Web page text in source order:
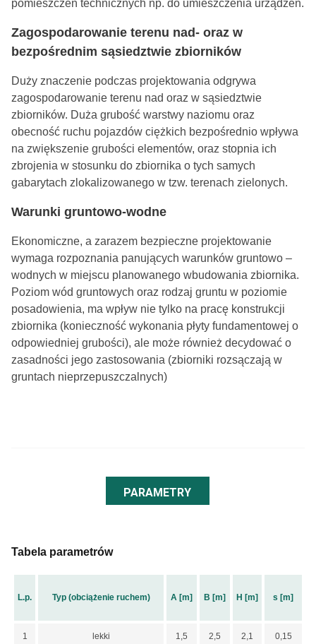
pomieszczeń technicznych np. do umieszczenia urządzeń.
Zagospodarowanie terenu nad- oraz w
bezpośrednim sąsiedztwie zbiorników
Duży znaczenie podczas projektowania odgrywa
zagospodarowanie terenu nad oraz w sąsiedztwie
zbiorników. Duża grubość warstwy naziomu oraz
obecność ruchu pojazdów ciężkich bezpośrednio wpływa
na zwiększenie grubości elementów, oraz stopnia ich
zbrojenia w stosunku do zbiornika o tych samych
gabarytach zlokalizowanego w tzw. terenach zielonych.
Warunki gruntowo-wodne
Ekonomiczne, a zarazem bezpieczne projektowanie
wymaga rozpoznania panujących warunków gruntowo –
wodnych w miejscu planowanego wbudowania zbiornika.
Poziom wód gruntowych oraz rodzaj gruntu w poziomie
posadowienia, ma wpływ nie tylko na pracę konstrukcji
zbiornika (konieczność wykonania płyty fundamentowej o
odpowiedniej grubości), ale może również decydować o
zasadności jego zastosowania (zbiorniki rozsączają w
gruntach nieprzepuszczalnych)
PARAMETRY
Tabela parametrów
L.p. Typ (obciążenie ruchem) A [m] B [m] H [m] s [m]
1 lekki 1,5 2,5 2,1 0,15